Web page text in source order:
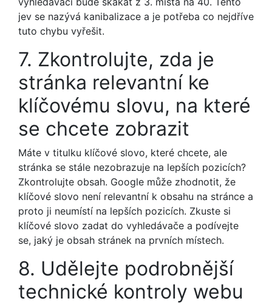
jev se nazývá kanibalizace a je potřeba co nejdříve
tuto chybu vyřešit.
7. Zkontrolujte, zda je
stránka relevantní ke
klíčovému slovu, na které
se chcete zobrazit
Máte v titulku klíčové slovo, které chcete, ale
stránka se stále nezobrazuje na lepších pozicích?
Zkontrolujte obsah. Google může zhodnotit, že
klíčové slovo není relevantní k obsahu na stránce a
proto ji neumístí na lepších pozicích. Zkuste si
klíčové slovo zadat do vyhledávače a podívejte
se, jaký je obsah stránek na prvních místech.
8. Udělejte podrobnější
technické kontroly webu